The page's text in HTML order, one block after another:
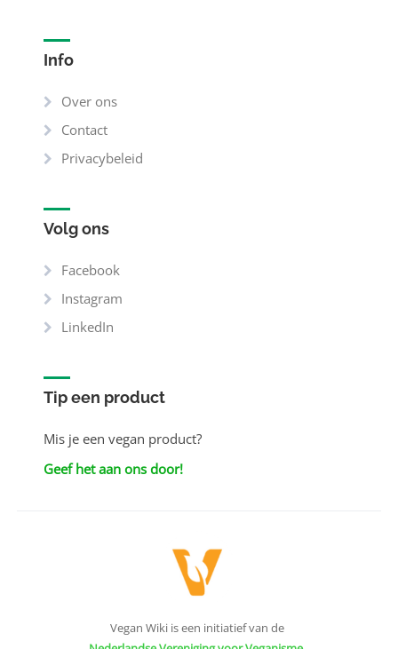
Info
Over ons
Contact
Privacybeleid
Volg ons
Facebook
Instagram
LinkedIn
Tip een product
Mis je een vegan product?
Geef het aan ons door!
Vegan Wiki is een initiatief van de